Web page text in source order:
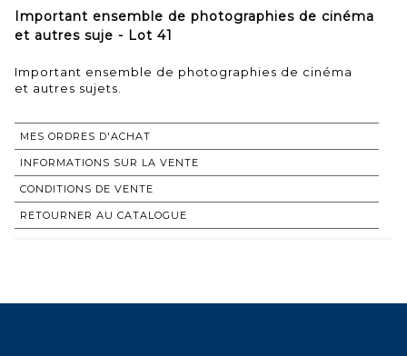
Important ensemble de photographies de cinéma
et autres suje - Lot 41
Important ensemble de photographies de cinéma
et autres sujets.
MES ORDRES D'ACHAT
INFORMATIONS SUR LA VENTE
CONDITIONS DE VENTE
RETOURNER AU CATALOGUE